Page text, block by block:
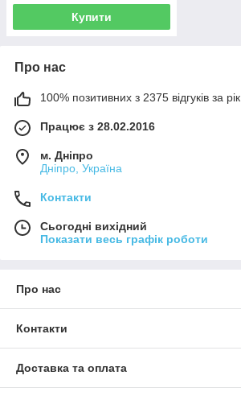
Купити
Про нас
100% позитивних з 2375 відгуків за рік
Працює з 28.02.2016
м. Дніпро
Дніпро, Україна
Контакти
Сьогодні вихідний
Показати весь графік роботи
Про нас
Контакти
Доставка та оплата